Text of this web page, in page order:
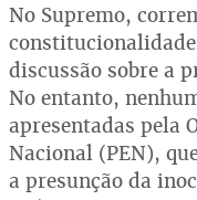
No Supremo,
discussão sobre a
No entanto,
apresentadas pela
Nacional (PEN),
a presunção da